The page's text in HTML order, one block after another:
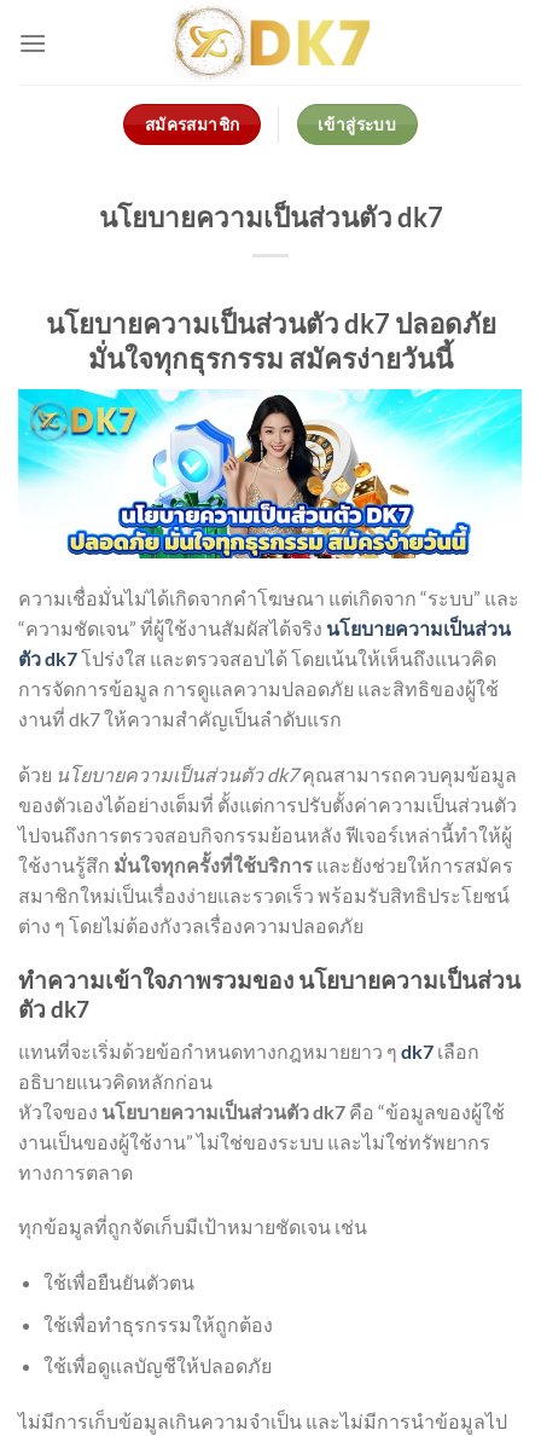
สมัครสมาชิก เข้าสู่ระบบ
นโยบายความเป็นส่วนตัว dk7
นโยบายความเป็นส่วนตัว dk7 ปลอดภัย
มั่นใจทุกธุรกรรม สมัครง่ายวันนี้
ความเชื่อมั่นไม่ได้เกิดจากคำโฆษณา แต่เกิดจาก “ระบบ” และ
“ความชัดเจน” ที่ผู้ใช้งานสัมผัสได้จริง นโยบายความเป็นส่วน
ตัว dk7โปร่งใส และตรวจสอบได้ โดยเน้นให้เห็นถึงแนวคิด
การจัดการข้อมูล การดูแลความปลอดภัย และสิทธิของผู้ใช้
งานที่ dk7 ให้ความสำคัญเป็นลำดับแรก
ด้วย นโยบายความเป็นส่วนตัว dk7คุณสามารถควบคุมข้อมูล
ของตัวเองได้อย่างเต็มที่ ตั้งแต่การปรับตั้งค่าความเป็นส่วนตัว
ไปจนถึงการตรวจสอบกิจกรรมย้อนหลัง ฟีเจอร์เหล่านี้ทำให้ผู้
ใช้งานรู้สึก มั่นใจทุกครั้งที่ใช้บริการ และยังช่วยให้การสมัคร
สมาชิกใหม่เป็นเรื่องง่ายและรวดเร็ว พร้อมรับสิทธิประโยชน์
ต่าง ๆ โดยไม่ต้องกังวลเรื่องความปลอดภัย
ทำความเข้าใจภาพรวมของ นโยบายความเป็นส่วน
ตัว dk7
แทนที่จะเริ่มด้วยข้อกำหนดทางกฎหมายยาว ๆ dk7 เลือก
อธิบายแนวคิดหลักก่อน
หัวใจของ นโยบายความเป็นส่วนตัว dk7 คือ “ข้อมูลของผู้ใช้
งานเป็นของผู้ใช้งาน” ไม่ใช่ของระบบ และไม่ใช่ทรัพยากร
ทางการตลาด
ทุกข้อมูลที่ถูกจัดเก็บมีเป้าหมายชัดเจน เช่น
ใช้เพื่อยืนยันตัวตน
ใช้เพื่อทำธุรกรรมให้ถูกต้อง
ใช้เพื่อดูแลบัญชีให้ปลอดภัย
ไม่มีการเก็บข้อมูลเกินความจำเป็น และไม่มีการนำข้อมูลไป